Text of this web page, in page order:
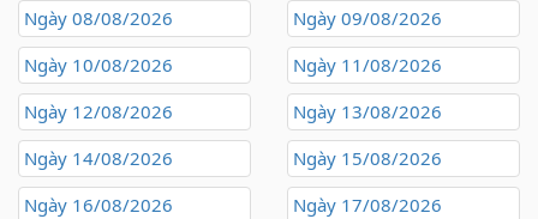
Ngày 08/08/2026
Ngày 09/08/2026
Ngày 10/08/2026
Ngày 11/08/2026
Ngày 12/08/2026
Ngày 13/08/2026
Ngày 14/08/2026
Ngày 15/08/2026
Ngày 16/08/2026
Ngày 17/08/2026